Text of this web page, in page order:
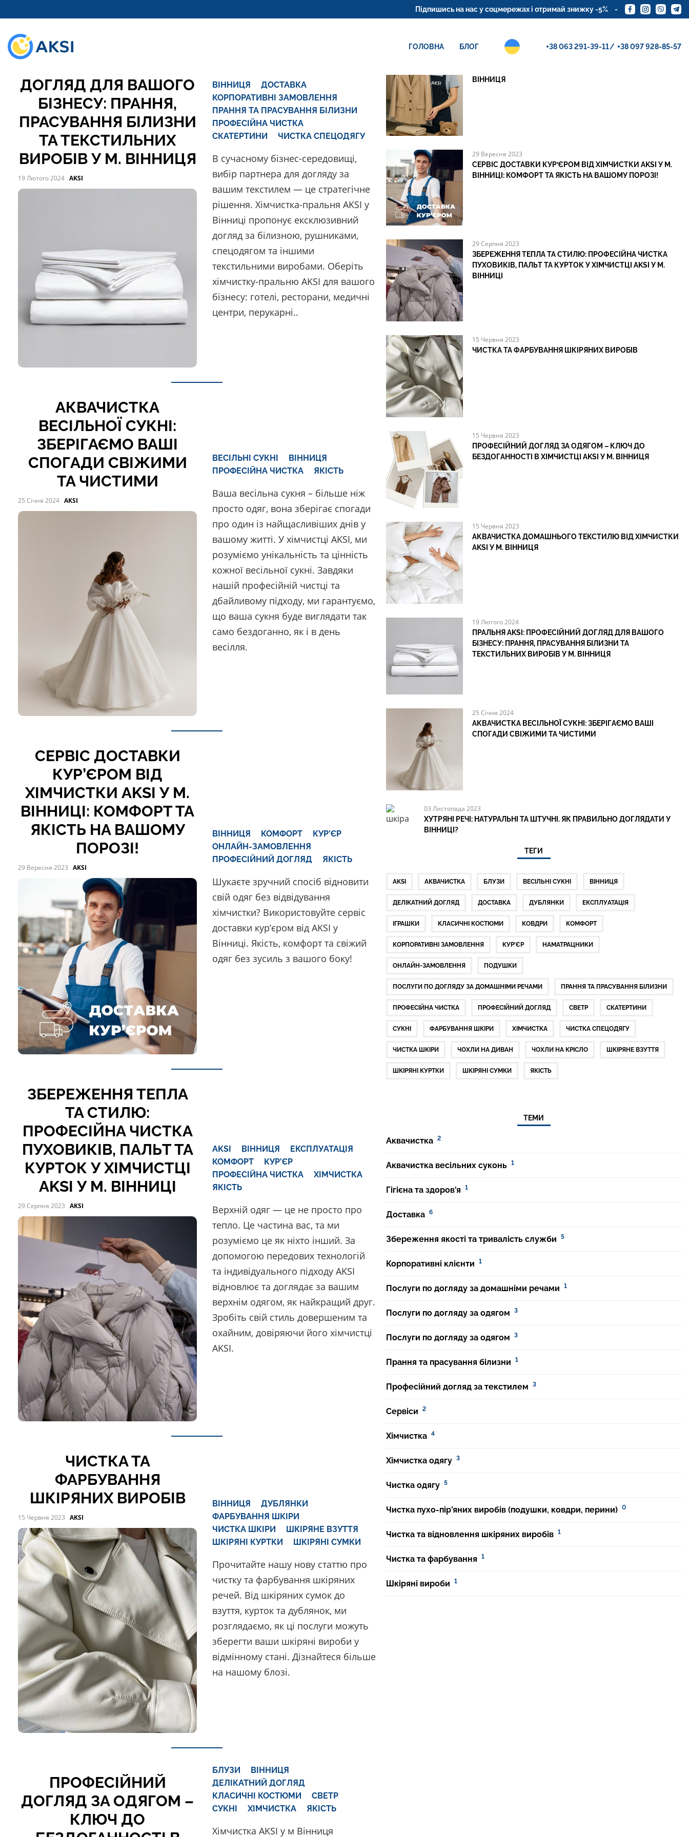
Підпишись на нас у соцмережах і отримай знижку -5% Замовте доставку кур'єра!
ГОЛОВНА БЛОГ +38 063 291-39-11 +38 097 928-85-57
ПРАЛЬНЯ AKSI:
ДОГЛЯД ДЛЯ ВАШОГО
БІЗНЕСУ: ПРАННЯ,
ПРАСУВАННЯ БІЛИЗНИ
ТА ТЕКСТИЛЬНИХ
ВИРОБІВ У М. ВІННИЦЯ
19 Лютого 2024 AKSI
ВІННИЦЯ
ДОСТАВКА
КОРПОРАТИВНІ ЗАМОВЛЕННЯ
ПРАННЯ ТА ПРАСУВАННЯ БІЛИЗНИ
ПРОФЕСІЙНА ЧИСТКА
СКАТЕРТИНИ
ЧИСТКА СПЕЦОДЯГУ
В сучасному бізнес-середовищі,
вибір партнера для догляду за
вашим текстилем — це стратегічне
рішення. Хімчистка-пральня AKSI у
Вінниці пропонує ексклюзивний
догляд за білизною, рушниками,
спецодягом та іншими
текстильними виробами. Оберіть
хімчистку-пральню AKSI для вашого
бізнесу: готелі, ресторани, медичні
центри, перукарні..
АКВАЧИСТКА
ВЕСІЛЬНОЇ СУКНІ:
ЗБЕРІГАЄМО ВАШІ
СПОГАДИ СВІЖИМИ
ТА ЧИСТИМИ
25 Січня 2024 AKSI
ВЕСІЛЬНІ СУКНІ
ВІННИЦЯ
ПРОФЕСІЙНА ЧИСТКА
ЯКІСТЬ
Ваша весільна сукня – більше ніж
просто одяг, вона зберігає спогади
про один із найщасливіших днів у
вашому житті. У хімчистці AKSI, ми
розуміємо унікальність та цінність
кожної весільної сукні. Завдяки
нашій професійній чистці та
дбайливому підходу, ми гарантуємо,
що ваша сукня буде виглядати так
само бездоганно, як і в день
весілля.
СЕРВІС ДОСТАВКИ
КУР’ЄРОМ ВІД
ХІМЧИСТКИ AKSI У М.
ВІННИЦІ: КОМФОРТ ТА
ЯКІСТЬ НА ВАШОМУ
ПОРОЗІ!
29 Вересня 2023 AKSI
ВІННИЦЯ КОМФОРТ
КУР'ЄР
ОНЛАЙН-ЗАМОВЛЕННЯ
ПРОФЕСІЙНИЙ ДОГЛЯД
ЯКІСТЬ
Шукаєте зручний спосіб відновити
свій одяг без відвідування
хімчистки? Використовуйте сервіс
доставки кур’єром від AKSI у
Вінниці. Якість, комфорт та свіжий
одяг без зусиль з вашого боку!
ЗБЕРЕЖЕННЯ ТЕПЛА
ТА СТИЛЮ:
ПРОФЕСІЙНА ЧИСТКА
ПУХОВИКІВ, ПАЛЬТ ТА
КУРТОК У ХІМЧИСТЦІ
AKSI У М. ВІННИЦІ
29 Серпня 2023 AKSI
AKSI ВІННИЦЯ
ЕКСПЛУАТАЦІЯ
КОМФОРТ
КУР'ЄР
ПРОФЕСІЙНА ЧИСТКА
ХІМЧИСТКА
ЯКІСТЬ
Верхній одяг — це не просто про
тепло. Це частина вас, та ми
розуміємо це як ніхто інший. За
допомогою передових технологій
та індивідуального підходу AKSI
відновлює та доглядає за вашим
верхнім одягом, як найкращий друг.
Зробіть свій стиль довершеним та
охайним, довіряючи його хімчистці
AKSI.
ЧИСТКА ТА
ФАРБУВАННЯ
ШКІРЯНИХ ВИРОБІВ
15 Червня 2023 AKSI
ВІННИЦЯ
ДУБЛЯНКИ
ФАРБУВАННЯ ШКІРИ
ЧИСТКА ШКІРИ
ШКІРЯНЕ ВЗУТТЯ
ШКІРЯНІ КУРТКИ
ШКІРЯНІ СУМКИ
Прочитайте нашу нову статтю про
чистку та фарбування шкіряних
речей. Від шкіряних сумок до
взуття, курток та дублянок, ми
розглядаємо, як ці послуги можуть
зберегти ваши шкіряні вироби у
відмінному стані. Дізнайтеся більше
на нашому блозі.
ПРОФЕСІЙНИЙ
ДОГЛЯД ЗА ОДЯГОМ –
КЛЮЧ ДО
БЛУЗИ
ВІННИЦЯ
ДЕЛІКАТНИЙ ДОГЛЯД
КЛАСИЧНІ КОСТЮМИ
СВЕТР
СУКНІ
ХІМЧИСТКА ЯКІСТЬ
Хімчистка AKSI у м Вінниця
ВІННИЦЯ
29 Вересня 2023
СЕРВІС ДОСТАВКИ КУР’ЄРОМ ВІД ХІМЧИСТКИ AKSI У М.
ВІННИЦІ: КОМФОРТ ТА ЯКІСТЬ НА ВАШОМУ ПОРОЗІ!
29 Серпня 2023
ЗБЕРЕЖЕННЯ ТЕПЛА ТА СТИЛЮ: ПРОФЕСІЙНА ЧИСТКА
ПУХОВИКІВ, ПАЛЬТ ТА КУРТОК У ХІМЧИСТЦІ AKSI У М.
ВІННИЦІ
15 Червня 2023
ЧИСТКА ТА ФАРБУВАННЯ ШКІРЯНИХ ВИРОБІВ
15 Червня 2023
ПРОФЕСІЙНИЙ ДОГЛЯД ЗА ОДЯГОМ – КЛЮЧ ДО
БЕЗДОГАННОСТІ В ХІМЧИСТЦІ AKSI У М. ВІННИЦЯ
15 Червня 2023
АКВАЧИСТКА ДОМАШНЬОГО ТЕКСТИЛЮ ВІД ХІМЧИСТКИ
AKSI У М. ВІННИЦЯ
19 Лютого 2024
ПРАЛЬНЯ AKSI: ПРОФЕСІЙНИЙ ДОГЛЯД ДЛЯ ВАШОГО
БІЗНЕСУ: ПРАННЯ, ПРАСУВАННЯ БІЛИЗНИ ТА
ТЕКСТИЛЬНИХ ВИРОБІВ У М. ВІННИЦЯ
25 Січня 2024
АКВАЧИСТКА ВЕСІЛЬНОЇ СУКНІ: ЗБЕРІГАЄМО ВАШІ
СПОГАДИ СВІЖИМИ ТА ЧИСТИМИ
03 Листопада 2023
ХУТРЯНІ РЕЧІ: НАТУРАЛЬНІ ТА ШТУЧНІ. ЯК ПРАВИЛЬНО ДОГЛЯДАТИ У
ВІННИЦІ?
ТЕГИ
AKSI АКВАЧИСТКА БЛУЗИ ВЕСІЛЬНІ СУКНІ ВІННИЦЯ
ДЕЛІКАТНИЙ ДОГЛЯД ДОСТАВКА ДУБЛЯНКИ ЕКСПЛУАТАЦІЯ
ІГРАШКИ КЛАСИЧНІ КОСТЮМИ КОВДРИ КОМФОРТ
КОРПОРАТИВНІ ЗАМОВЛЕННЯ КУР'ЄР НАМАТРАЦНИКИ
ОНЛАЙН-ЗАМОВЛЕННЯ ПОДУШКИ
ПОСЛУГИ ПО ДОГЛЯДУ ЗА ДОМАШНІМИ РЕЧАМИ ПРАННЯ ТА ПРАСУВАННЯ БІЛИЗНИ
ПРОФЕСІЙНА ЧИСТКА ПРОФЕСІЙНИЙ ДОГЛЯД СВЕТР СКАТЕРТИНИ
СУКНІ ФАРБУВАННЯ ШКІРИ ХІМЧИСТКА ЧИСТКА СПЕЦОДЯГУ
ЧИСТКА ШКІРИ ЧОХЛИ НА ДИВАН ЧОХЛИ НА КРІСЛО ШКІРЯНЕ ВЗУТТЯ
ШКІРЯНІ КУРТКИ ШКІРЯНІ СУМКИ ЯКІСТЬ
ТЕМИ
Аквачистка 2
Аквачистка весільних суконь 1
Гігієна та здоров'я 1
Доставка 6
Збереження якості та тривалість служби 5
Корпоративні клієнти 1
Послуги по догляду за домашніми речами 1
Послуги по догляду за одягом 3
Послуги по догляду за одягом 3
Прання та прасування білизни 1
Професійний догляд за текстилем 3
Сервіси 2
Хімчистка 4
Хімчистка одягу 3
Чистка одягу 5
Чистка пухо-пір'яних виробів (подушки, ковдри, перини) 0
Чистка та відновлення шкіряних виробів 1
Чистка та фарбування 1
Шкіряні вироби 1